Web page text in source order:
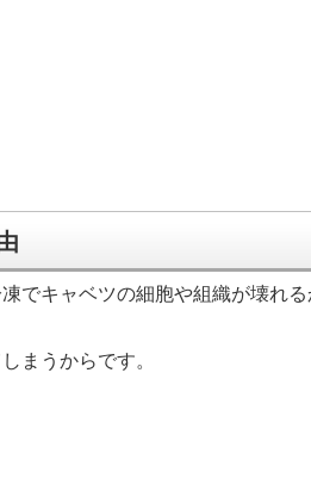
でキャベツの細胞や組織が壊れる
まうからです。